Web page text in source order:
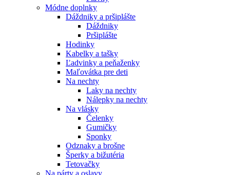
Módne doplnky
Dáždniky a pršiplášte
Dáždniky
Pršiplášte
Hodinky
Kabelky a tašky
Ľadvinky a peňaženky
Maľovátka pre deti
Na nechty
Laky na nechty
Nálepky na nechty
Na vlásky
Čelenky
Gumičky
Sponky
Odznaky a brošne
Šperky a bižutéria
Tetovačky